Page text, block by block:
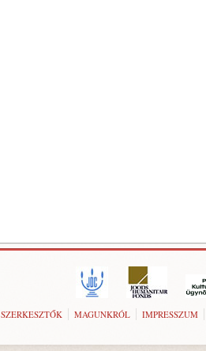
SZERKESZTŐK MAGUNKRÓL IMPRESSZUM